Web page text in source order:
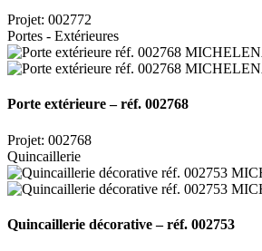
Projet: 002772
Portes - Extérieures
Porte extérieure – réf. 002768
Projet: 002768
Quincaillerie
Quincaillerie décorative – réf. 002753